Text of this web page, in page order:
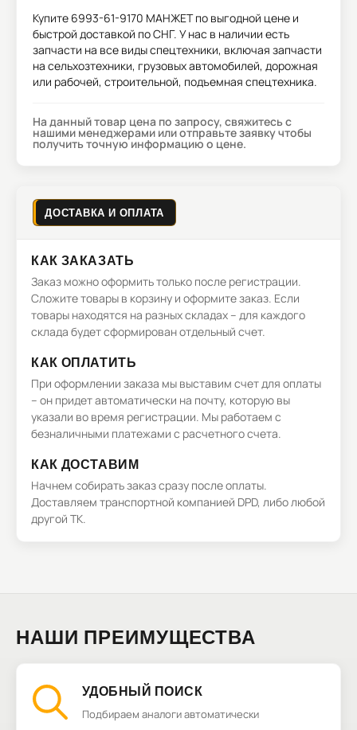
Купите 6993-61-9170 МАНЖЕТпо выгодной цене и
быстрой доставкой по СНГ. У нас в наличии есть
запчасти на все виды спецтехники, включая запчасти
на сельхозтехники, грузовых автомобилей, дорожная
или рабочей, строительной, подъемная спецтехника.
На данный товар цена по запросу, свяжитесь с
нашими менеджерами или отправьте заявку чтобы
получить точную информацию о цене.
ДОСТАВКА И ОПЛАТА
КАК ЗАКАЗАТЬ
Заказ можно оформить только после регистрации.
Сложите товары в корзину и оформите заказ. Если
товары находятся на разных складах – для каждого
склада будет сформирован отдельный счет.
КАК ОПЛАТИТЬ
При оформлении заказа мы выставим счет для оплаты
– он придет автоматически на почту, которую вы
указали во время регистрации. Мы работаем с
безналичными платежами с расчетного счета.
КАК ДОСТАВИМ
Начнем собирать заказ сразу после оплаты.
Доставляем транспортной компанией DPD, либо любой
другой ТК.
НАШИ ПРЕИМУЩЕСТВА
УДОБНЫЙ ПОИСК
Подбираем аналоги автоматически